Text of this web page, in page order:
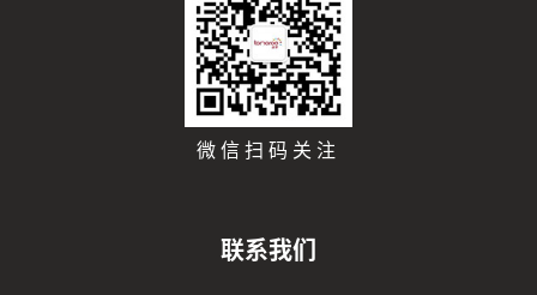
微信扫码关注
联系我们